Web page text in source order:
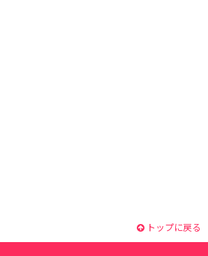
トップに戻る